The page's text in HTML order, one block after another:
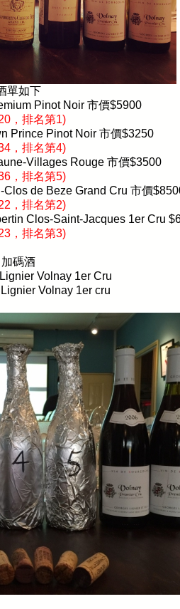
單如下
Pinot Noir 市價$5900
，排名第1)
Prince Pinot Noir 市價$3250
，排名第4)
Villages Rouge 市價$3500
，排名第5)
de Beze Grand Cru 市價
，排名第2)
Clos-Saint-Jacques 1er Cru
，排名第3)
加碼酒
Volnay 1er Cru
Volnay 1er cru